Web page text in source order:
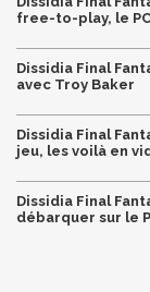
free-to-play, le
Dissidia Final
avec Troy Baker
Dissidia Final
jeu, les voilà en
Dissidia Final
débarquer sur le